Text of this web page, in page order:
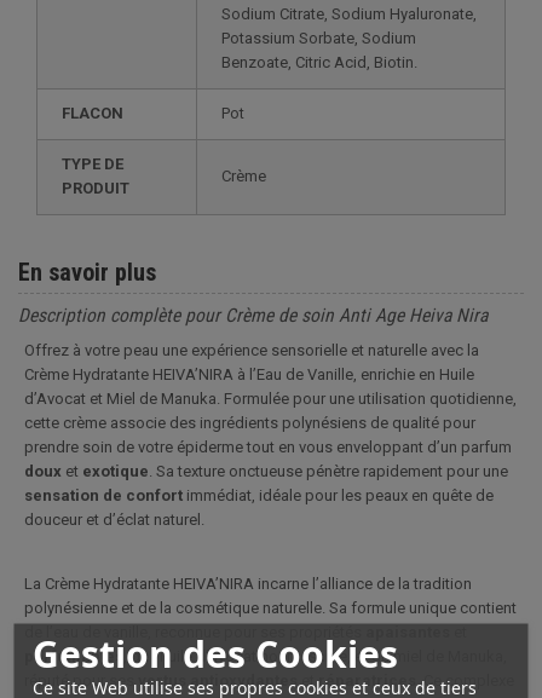
Gestion des Cookies
Ce site Web utilise ses propres cookies et ceux de tiers
Sodium Citrate, Sodium Hyaluronate,
Potassium Sorbate, Sodium
Benzoate, Citric Acid, Biotin.
FLACON Pot
TYPE DE
PRODUIT
Crème
En savoir plus
Description complète pour Crème de soin Anti Age Heiva Nira
Offrez à votre peau une expérience sensorielle et naturelle avec la
Crème Hydratante HEIVA’NIRA à l’Eau de Vanille, enrichie en Huile
d’Avocat et Miel de Manuka. Formulée pour une utilisation quotidienne,
cette crème associe des ingrédients polynésiens de qualité pour
prendre soin de votre épiderme tout en vous enveloppant d’un parfum
doux et exotique . Sa texture onctueuse pénètre rapidement pour une
sensation de confort immédiat, idéale pour les peaux en quête de
douceur et d’éclat naturel.
La Crème Hydratante HEIVA’NIRA incarne l’alliance de la tradition
polynésienne et de la cosmétique naturelle. Sa formule unique contient
parfumantes
, de l’huile d’avocat nourrissante, et du miel de Manuka,
réputé pour ses
vertus etréparatrices
. Ce complexe